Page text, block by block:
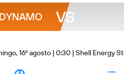
VS
16º agosto | 0:30 | Shell Energy